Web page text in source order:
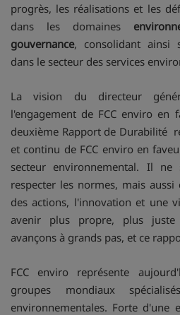
progrès, les réalisations et les
dans les domaines
gouvernance, consolidant ainsi
dans le secteur des services
La vision du directeur
l'engagement de FCC enviro en
deuxième Rapport de Durabilité
et continu de FCC enviro en
secteur environnemental. Il ne
respecter les normes, mais
des actions, l'innovation et une
avenir plus propre, plus
avançons à grands pas, et ce
FCC enviro représente
groupes mondiaux
environnementales. Forte d'une